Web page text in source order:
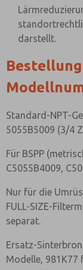
darstellt.
Standard-NPT-
5055B5009 (3/4
Für BSPP
C5055B4009,
Nur für die
FULL-SIZE-
separat.
Ersatz-
Modelle,